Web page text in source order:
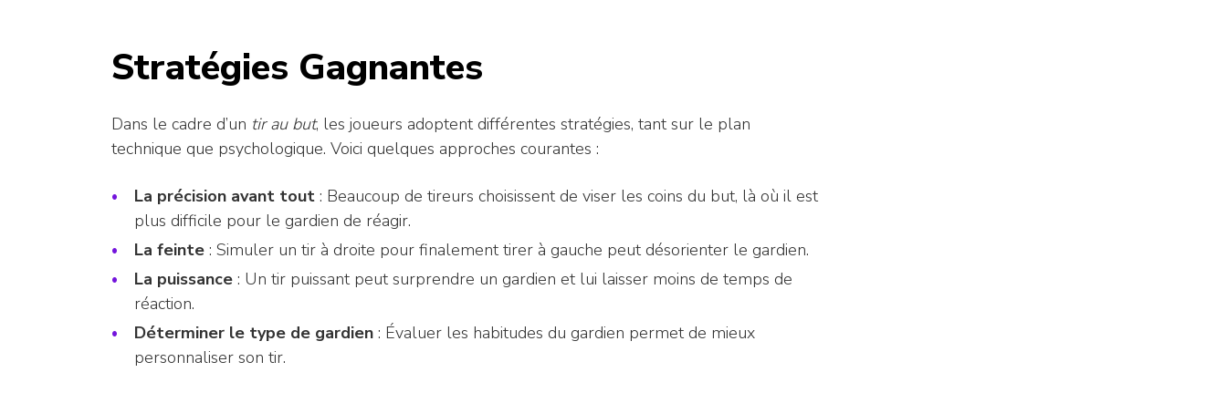
Stratégies Gagnantes
Dans le cadre d’un tir au but, les joueurs adoptent différentes stratégies, tant sur le plan
technique que psychologique. Voici quelques approches courantes :
La précision avant tout : Beaucoup de tireurs choisissent de viser les coins du but, là où il est
plus difficile pour le gardien de réagir.
La feinte : Simuler un tir à droite pour finalement tirer à gauche peut désorienter le gardien.
La puissance : Un tir puissant peut surprendre un gardien et lui laisser moins de temps de
réaction.
Déterminer le type de gardien : Évaluer les habitudes du gardien permet de mieux
personnaliser son tir.